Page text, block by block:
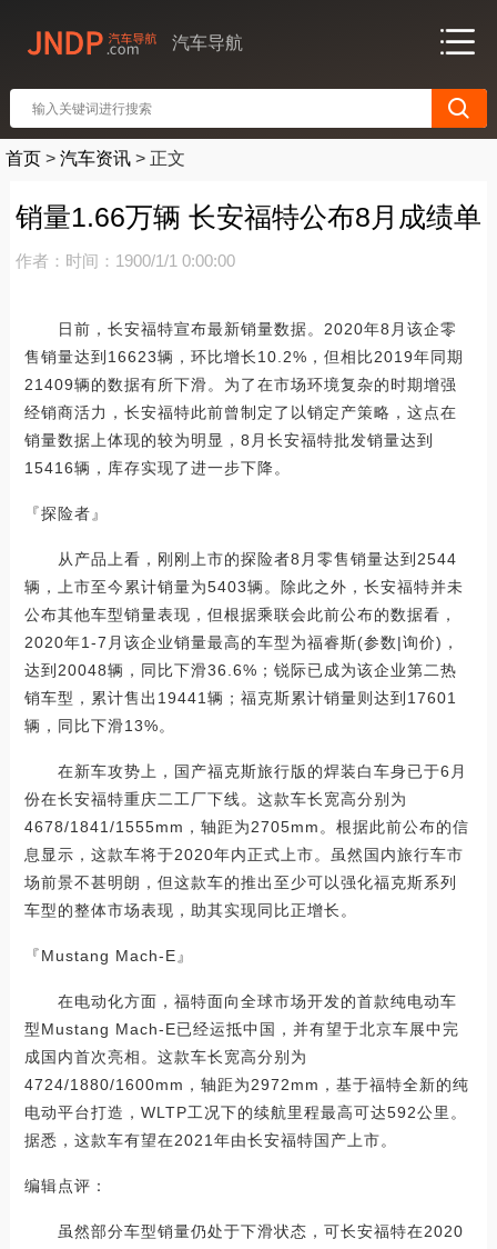
汽车导航
首页 > 汽车资讯 > 正文
销量1.66万辆 长安福特公布8月成绩单
作者： 时间：1900/1/1 0:00:00
日前，长安福特宣布最新销量数据。2020年8月该企零
售销量达到16623辆，环比增长10.2%，但相比2019年同期
21409辆的数据有所下滑。为了在市场环境复杂的时期增强
经销商活力，长安福特此前曾制定了以销定产策略，这点在
销量数据上体现的较为明显，8月长安福特批发销量达到
15416辆，库存实现了进一步下降。
『探险者』
从产品上看，刚刚上市的探险者8月零售销量达到2544
辆，上市至今累计销量为5403辆。除此之外，长安福特并未
公布其他车型销量表现，但根据乘联会此前公布的数据看，
2020年1-7月该企业销量最高的车型为福睿斯(参数|询价)，
达到20048辆，同比下滑36.6%；锐际已成为该企业第二热
销车型，累计售出19441辆；福克斯累计销量则达到17601
辆，同比下滑13%。
在新车攻势上，国产福克斯旅行版的焊装白车身已于6月
份在长安福特重庆二工厂下线。这款车长宽高分别为
4678/1841/1555mm，轴距为2705mm。根据此前公布的信
息显示，这款车将于2020年内正式上市。虽然国内旅行车市
场前景不甚明朗，但这款车的推出至少可以强化福克斯系列
车型的整体市场表现，助其实现同比正增长。
『Mustang Mach-E』
在电动化方面，福特面向全球市场开发的首款纯电动车
型Mustang Mach-E已经运抵中国，并有望于北京车展中完
成国内首次亮相。这款车长宽高分别为
4724/1880/1600mm，轴距为2972mm，基于福特全新的纯
电动平台打造，WLTP工况下的续航里程最高可达592公里。
据悉，这款车有望在2021年由长安福特国产上市。
编辑点评：
虽然部分车型销量仍处于下滑状态，可长安福特在2020